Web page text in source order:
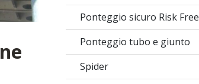
Ponteggio sicuro Risk Free
Ponteggio tubo e giunto
Spider